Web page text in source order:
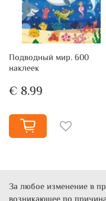
Подводный мир. 600
наклеек
€ 8.99
За любое изменение в